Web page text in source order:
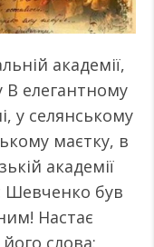
академії,
В елегантному
у селянському
маєтку, в
академії
Шевченко був
Настає
слова: